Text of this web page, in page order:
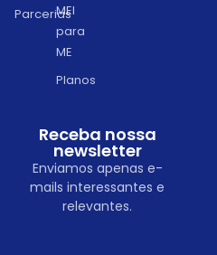
Parcerias
MEI
para
ME
Planos
Receba nossa
newsletter
Enviamos apenas e-
mails interessantes e
relevantes.